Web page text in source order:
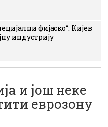
фијаско“: Кијев
индустрију
и још неке
еврозону